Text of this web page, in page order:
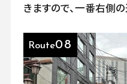
きますので、一番右側
Route08